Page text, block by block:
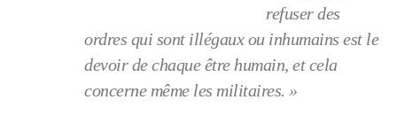
refuser des
ordres qui sont illégaux ou inhumains est le
devoir de chaque être humain, et cela
concerne même les militaires. »